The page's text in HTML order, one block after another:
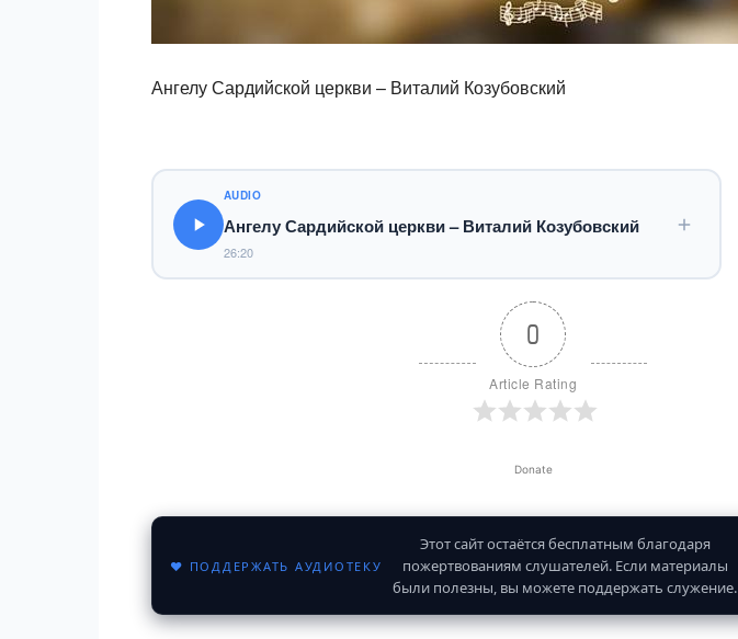
Ангелу Сардийской церкви – Виталий Козубовский
AUDIO
Ангелу Сардийской церкви – Виталий Козубовский
26:20
0
Article Rating
Donate
♥ ПОДДЕРЖАТЬ АУДИОТЕКУ
Этот сайт остаётся бесплатным благодаря
пожертвованиям слушателей. Если материалы
были полезны, вы можете поддержать служение.